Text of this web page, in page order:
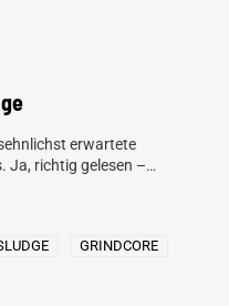
erwartete
Ja, richtig gelesen –…
GRINDCORE